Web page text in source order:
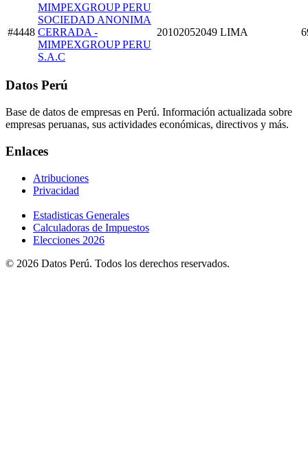
#4448
MIMPEXGROUP PERU
SOCIEDAD ANONIMA
CERRADA -
MIMPEXGROUP PERU
S.A.C
20102052049 LIMA
Datos Perú
Base de datos de empresas en Perú. Información actualizada sobre
empresas peruanas, sus actividades económicas, directivos y más.
Enlaces
Atribuciones
Privacidad
Estadisticas Generales
Calculadoras de Impuestos
Elecciones 2026
© 2026 Datos Perú. Todos los derechos reservados.